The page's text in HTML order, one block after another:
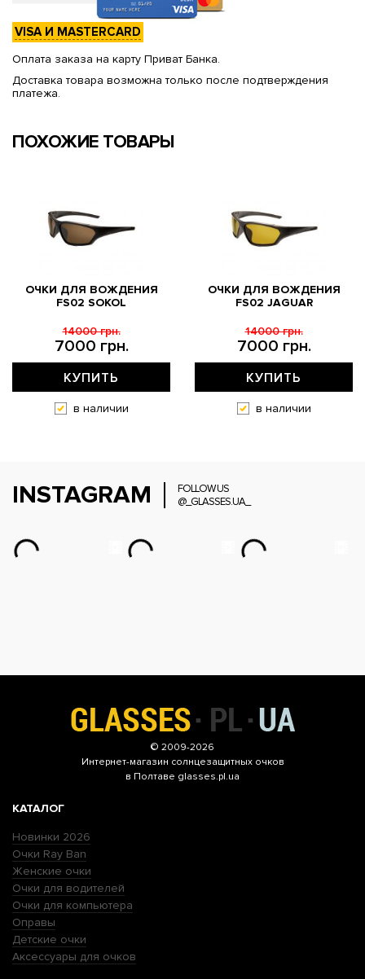
VISA И MASTERCARD
Оплата заказа на карту Приват Банка.
Доставка товара возможна только после подтверждения
платежа.
ПОХОЖИЕ ТОВАРЫ
ОЧКИ ДЛЯ ВОЖДЕНИЯ
FS02 SOKOL
7000 грн.
14000 грн.
КУПИТЬ
в наличии
ОЧКИ ДЛЯ ВОЖДЕНИЯ
FS02 JAGUAR
7000 грн.
14000 грн.
КУПИТЬ
в наличии
INSTAGRAM
FOLLOW US
@_GLASSES.UA_
© 2009-2026
Интернет-магазин солнцезащитных очков
в Полтаве glasses.pl.ua
КАТАЛОГ
Новинки 2026
Очки Ray Ban
Женские очки
Очки для водителей
Очки для компьютера
Оправы
Детские очки
Аксессуары для очков